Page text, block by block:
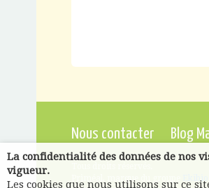
Nous contacter Blog
Priméal, marque du groupe
Ekibio
La confidentialité des données de nos
vigueur.
Les cookies que nous utilisons sur ce